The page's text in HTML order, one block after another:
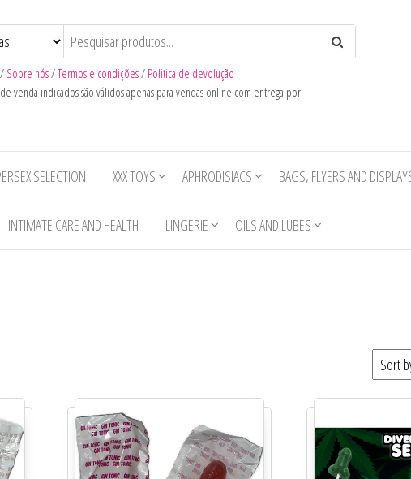
/ Sobre nós/Termos e condições/ Politica de devolução
venda indicados são válidos apenas para vendas online com entrega por
SELECTION XXX TOYS APHRODISIACS BAGS, FLYERS AND
INTIMATE CARE AND HEALTH LINGERIE OILS AND LUBES